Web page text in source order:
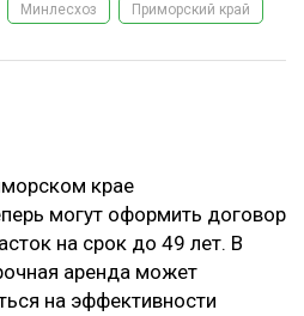
Минлесхоз Приморский край
крае
могут оформить договор
на срок до 49 лет. В
аренда может
на эффективности